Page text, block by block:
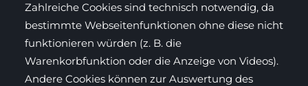
Zahlreiche Cookies sind technisch notwendig, da
bestimmte Webseitenfunktionen ohne diese nicht
funktionieren würden (z. B. die
Warenkorbfunktion oder die Anzeige von Videos).
Andere Cookies können zur Auswertung des